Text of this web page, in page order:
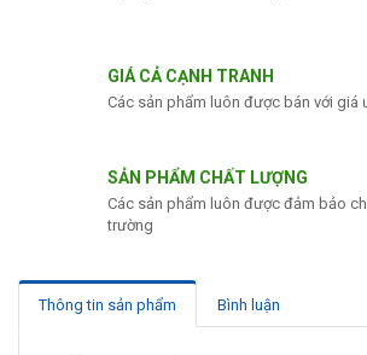
GIÁ CẢ CẠNH TRANH
Các sản phẩm luôn được bán với giá
SẢN PHẨM CHẤT LƯỢNG
Các sản phẩm luôn được đảm bảo
trường
Thông tin sản phẩm Bình luận